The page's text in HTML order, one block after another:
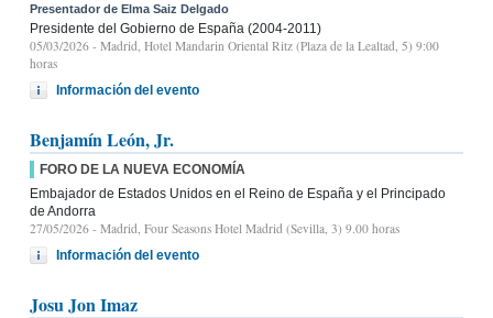
Presentador de Elma Saiz Delgado
Presidente del Gobierno de España (2004-2011)
05/03/2026 - Madrid, Hotel Mandarin Oriental Ritz (Plaza de la Lealtad, 5) 9:00
horas
Información del evento
Benjamín León, Jr.
FORO DE LA NUEVA ECONOMÍA
Embajador de Estados Unidos en el Reino de España y el Principado
de Andorra
27/05/2026 - Madrid, Four Seasons Hotel Madrid (Sevilla, 3) 9.00 horas
Información del evento
Josu Jon Imaz